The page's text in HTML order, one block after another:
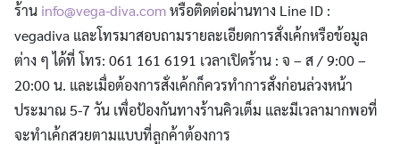
ร้าน info@vega-diva.comหรือติดต่อผ่านทาง Line ID :
vegadiva และโทรมาสอบถามรายละเอียดการสั่งเค้กหรือข้อมูล
ต่าง ๆ ได้ที่ โทร: 061 161 6191 เวลาเปิดร้าน : จ – ส / 9:00 –
20:00 น. และเมื่อต้องการสั่งเค้กก็ควรทำการสั่งก่อนล่วงหน้า
ประมาณ 5-7 วัน เพื่อป้องกันทางร้านคิวเต็ม และมีเวลามากพอที่
จะทำเค้กสวยตามแบบที่ลูกค้าต้องการ